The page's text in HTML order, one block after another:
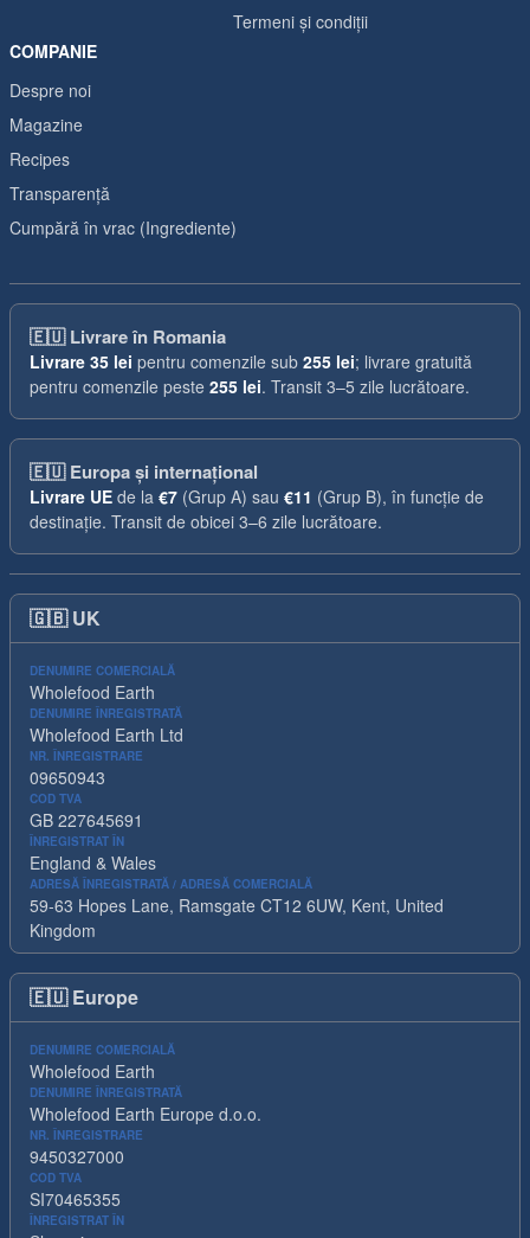
Termeni și condiții
COMPANIE
Despre noi
Magazine
Recipes
Transparență
Cumpără în vrac (Ingrediente)
🇪🇺Livrare în Romania
Livrare 35 lei pentru comenzile sub 255 lei; livrare gratuită
pentru comenzile peste 255 lei. Transit 3–5 zile lucrătoare.
🇪🇺Europa și internațional
Livrare UE de la €7 (Grup A) sau €11 (Grup B), în funcție de
destinație. Transit de obicei 3–6 zile lucrătoare.
🇬🇧 UK
DENUMIRE COMERCIALĂ
Wholefood Earth
DENUMIRE ÎNREGISTRATĂ
Wholefood Earth Ltd
NR. ÎNREGISTRARE
09650943
COD TVA
GB 227645691
ÎNREGISTRAT ÎN
England & Wales
ADRESĂ ÎNREGISTRATĂ / ADRESĂ COMERCIALĂ
59-63 Hopes Lane, Ramsgate CT12 6UW, Kent, United
Kingdom
🇪🇺 Europe
DENUMIRE COMERCIALĂ
Wholefood Earth
DENUMIRE ÎNREGISTRATĂ
Wholefood Earth Europe d.o.o.
NR. ÎNREGISTRARE
9450327000
COD TVA
SI70465355
ÎNREGISTRAT ÎN